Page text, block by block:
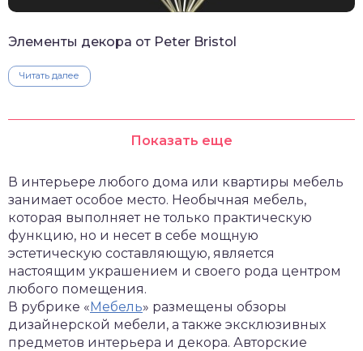
Элементы декора от Peter Bristol
Читать далее
Показать еще
В интерьере любого дома или квартиры мебель
занимает особое место. Необычная мебель,
которая выполняет не только практическую
функцию, но и несет в себе мощную
эстетическую составляющую, является
настоящим украшением и своего рода центром
любого помещения.
В рубрике «Мебель» размещены обзоры
дизайнерской мебели, а также эксклюзивных
предметов интерьера и декора. Авторские